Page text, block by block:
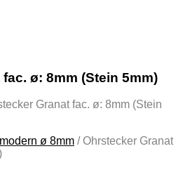
ø: 8mm (Stein 5mm)
Granat fac. ø: 8mm (Stein
modern ø 8mm /Ohrstecker Granat